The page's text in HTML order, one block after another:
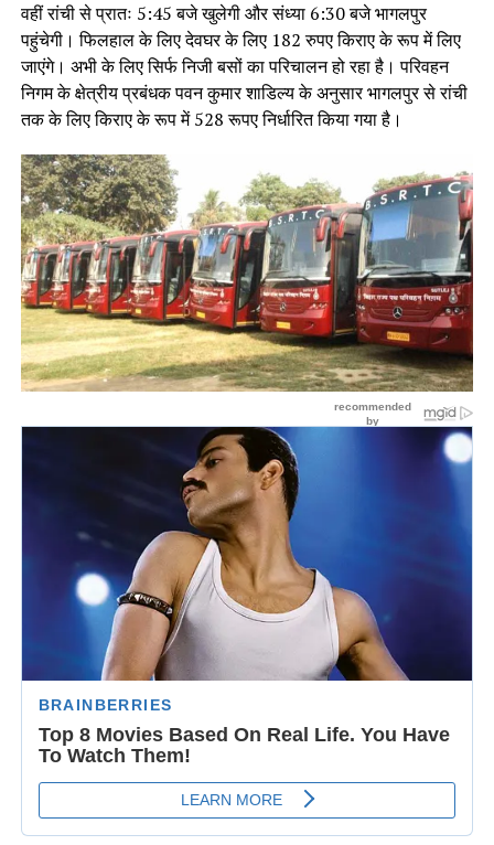
वहीं रांची से प्रातः 5:45 बजे खुलेगी और संध्या 6:30 बजे भागलपुर
पहुंचेगी। फिलहाल के लिए देवघर के लिए 182 रुपए किराए के रूप में लिए
जाएंगे। अभी के लिए सिर्फ निजी बसों का परिचालन हो रहा है। परिवहन
निगम के क्षेत्रीय प्रबंधक पवन कुमार शाडिल्य के अनुसार भागलपुर से रांची
तक के लिए किराए के रूप में 528 रूपए निर्धारित किया गया है।